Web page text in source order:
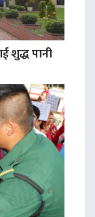
शुद्ध पानी